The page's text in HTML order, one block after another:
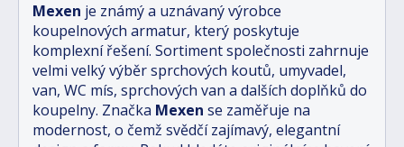
Mexen je známý a uznávaný výrobce
koupelnových armatur, který poskytuje
komplexní řešení. Sortiment společnosti zahrnuje
velmi velký výběr sprchových koutů, umyvadel,
van, WC mís, sprchových van a dalších doplňků do
koupelny. Značka Mexen se zaměřuje na
modernost, o čemž svědčí zajímavý, elegantní